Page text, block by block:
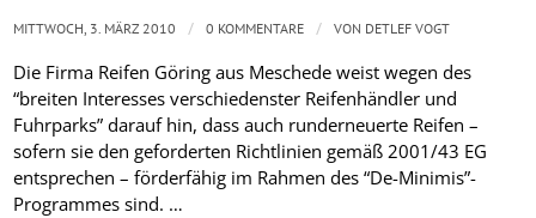
Die Firma Reifen Göring aus Meschede weist wegen des
“breiten Interesses verschiedenster Reifenhändler und
Fuhrparks” darauf hin, dass auch runderneuerte Reifen –
sofern sie den geforderten Richtlinien gemäß 2001/43 EG
entsprechen – förderfähig im Rahmen des “De-Minimis”-
Programmes sind. …
MITTWOCH, 3. MÄRZ 2010 / 0 KOMMENTARE / VON DETLEF VOGT